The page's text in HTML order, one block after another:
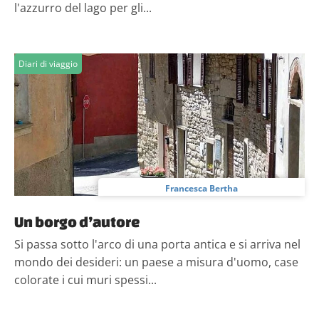
l'azzurro del lago per gli...
Diari di viaggio
Francesca Bertha
Un borgo d’autore
Si passa sotto l'arco di una porta antica e si arriva nel
mondo dei desideri: un paese a misura d'uomo, case
colorate i cui muri spessi...